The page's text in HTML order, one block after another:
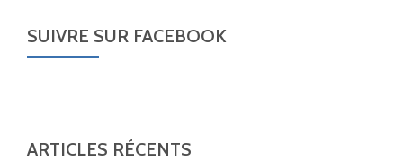
SUIVRE SUR FACEBOOK
ARTICLES RÉCENTS